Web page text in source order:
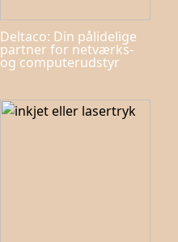
Deltaco: Din pålidelige
partner for netværks-
og computerudstyr